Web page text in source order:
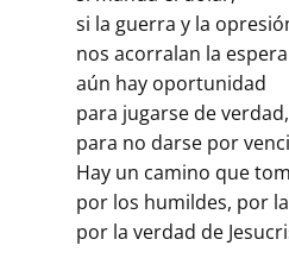
si la guerra y la
nos acorralan la
aún hay oportunidad
para jugarse de verdad,
para no darse por
Hay un camino que
por los humildes, por
por la verdad de